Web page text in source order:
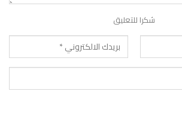
شكرا للتعليق